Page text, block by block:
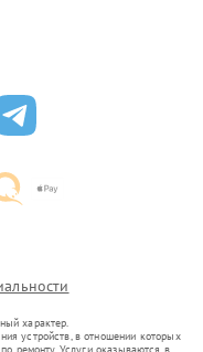
характер.
устройств, в отношении которых